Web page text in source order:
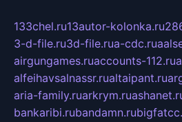
133chel.ru13autor-kolonka.ru
3-d-file.ru3d-file.rua-cdc.ru
airgungames.ruaccounts-112.ru
alfeihavsalnassr.rualtaipant.ru
aria-family.ruarkrym.ru
bankaribi.rubandamn.ru